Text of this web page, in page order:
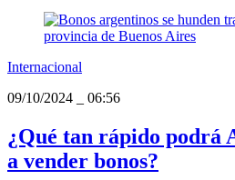
Internacional
09/10/2024
06:56
¿Qué tan rápido podrá
a vender bonos?